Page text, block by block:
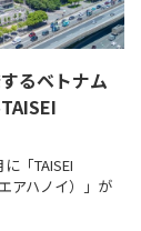
るベトナム
「TAISEI
アハノイ）」が